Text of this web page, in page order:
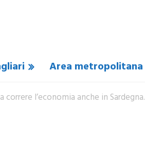
Area metropolitana
l’economia anche in Sardegna.